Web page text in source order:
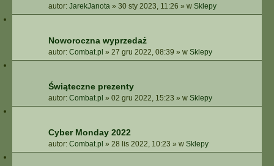
autor: JarekJanota » 30 sty 2023, 11:26 » w Sklepy
Noworoczna wyprzedaż
autor: Combat.pl » 27 gru 2022, 08:39 » w Sklepy
Świąteczne prezenty
autor: Combat.pl » 02 gru 2022, 15:23 » w Sklepy
Cyber Monday 2022
autor: Combat.pl » 28 lis 2022, 10:23 » w Sklepy